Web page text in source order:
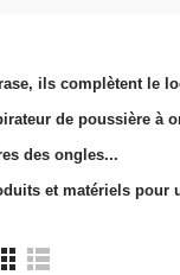
ils complètent le
de poussière
des ongles...
et matériels